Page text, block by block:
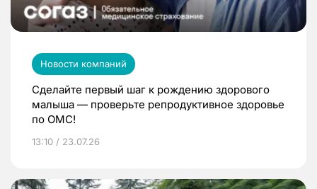
Новости компаний
Сделайте первый шаг к рождению здорового
малыша — проверьте репродуктивное здоровье
по ОМС!
13:10 / 23.07.26